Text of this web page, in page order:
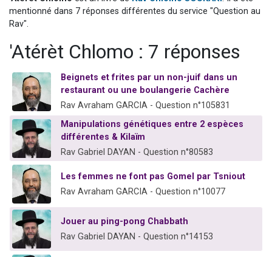
2 personnes viennent de nous rejoindre sur WhatsApp
Il reste 49 places pour étudier en groupe sur Zoom
12 nouvelles musiques dans Torah-Box Music
mentionné dans 7 réponses différentes du service "Question au
Rav".
'Atérèt Chlomo : 7 réponses
Beignets et frites par un non-juif dans un
restaurant ou une boulangerie Cachère
Rav Avraham GARCIA - Question n°105831
Manipulations génétiques entre 2 espèces
différentes & Kilaïm
Rav Gabriel DAYAN - Question n°80583
Les femmes ne font pas Gomel par Tsniout
Rav Avraham GARCIA - Question n°10077
Jouer au ping-pong Chabbath
Rav Gabriel DAYAN - Question n°14153